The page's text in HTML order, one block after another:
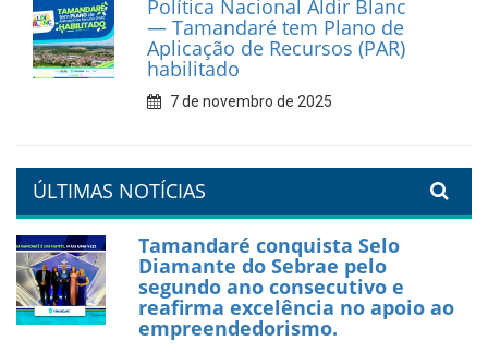
reforça diálogo e
compromisso com a
valorização da educação
7 de fevereiro de 2026
orla da cidade.
PartiuENEM — Prefeitura
garante transporte gratuito
para os estudantes
7 de novembro de 2025